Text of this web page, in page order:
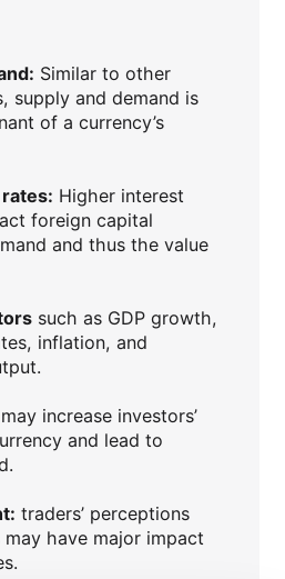
Similar to other
supply and demand is
of a currency’s
Higher interest
foreign capital
and thus the value
such as GDP growth,
inflation, and
increase investors’
and lead to
traders’ perceptions
have major impact